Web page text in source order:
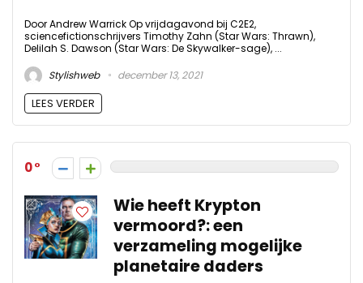
Door Andrew Warrick Op vrijdagavond bij C2E2,
sciencefictionschrijvers Timothy Zahn (Star Wars: Thrawn),
Delilah S. Dawson (Star Wars: De Skywalker-sage), ...
Stylishweb
december 13, 2021
LEES VERDER
0
Wie heeft Krypton
vermoord?: een
verzameling mogelijke
planetaire daders